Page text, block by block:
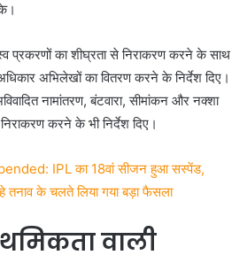
प्रकरणों का शीघ्रता से निराकरण करने के साथ
अभिलेखों का वितरण करने के निर्देश दिए।
नामांतरण, बंटवारा, सीमांकन और नक्शा
करने के भी निर्देश दिए।
IPL का 18वां सीजन हुआ सस्पेंड,
तनाव के चलते लिया गया बड़ा फैसला
वाली